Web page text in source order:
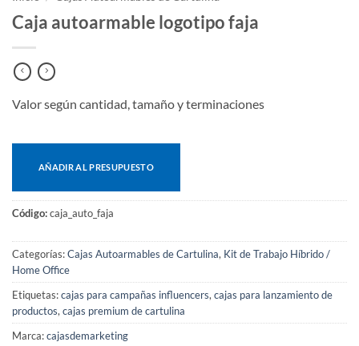
Caja autoarmable logotipo faja
Valor según cantidad, tamaño y terminaciones
AÑADIR AL PRESUPUESTO
Código:caja_auto_faja
Categorías:Cajas Autoarmables de Cartulina, Kit de Trabajo Híbrido /
Home Office
Etiquetas:cajas para campañas influencers, cajas para lanzamiento de
productos, cajas premium de cartulina
Marca:cajasdemarketing